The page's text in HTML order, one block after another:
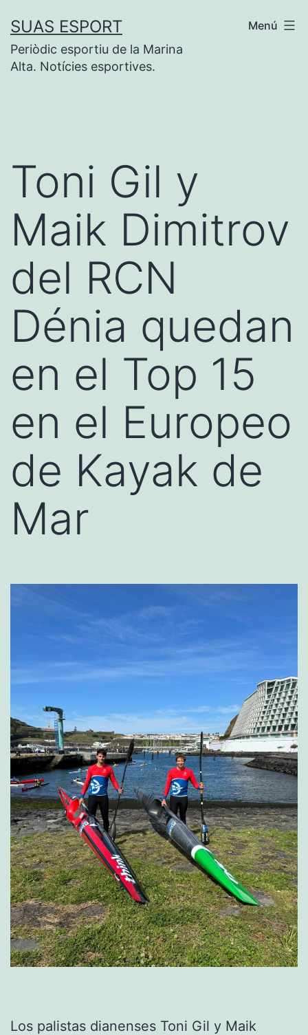
contenido
SUAS ESPORT
Periòdic esportiu de la Marina
Alta. Notícies esportives.
Menú
Toni Gil y
Maik Dimitrov
del RCN
Dénia quedan
en el Top 15
en el Europeo
de Kayak de
Mar
Los palistas dianenses Toni Gil y Maik